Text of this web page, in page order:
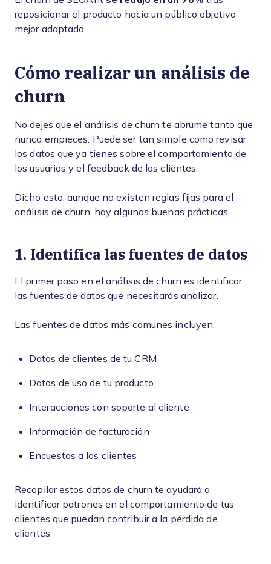
reposicionar el producto hacia un público objetivo
mejor adaptado.
Cómo realizar un análisis de
churn
No dejes que el análisis de churn te abrume tanto que
nunca empieces. Puede ser tan simple como revisar
los datos que ya tienes sobre el comportamiento de
los usuarios y el feedback de los clientes.
Dicho esto, aunque no existen reglas fijas para el
análisis de churn, hay algunas buenas prácticas.
1. Identifica las fuentes de datos
El primer paso en el análisis de churn es identificar
las fuentes de datos que necesitarás analizar.
Las fuentes de datos más comunes incluyen:
Datos de clientes de tu CRM
Datos de uso de tu producto
Interacciones con soporte al cliente
Información de facturación
Encuestas a los clientes
Recopilar estos datos de churn te ayudará a
identificar patrones en el comportamiento de tus
clientes que puedan contribuir a la pérdida de
clientes.